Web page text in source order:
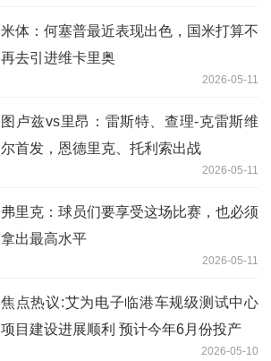
米体：何塞普最近表现出色，国米打算不
再去引进维卡里奥
2026-05-11
图卢兹vs里昂：雷斯特、查理-克雷斯维
尔首发，恩德里克、托利索出战
2026-05-11
弗里克：球员们要享受这场比赛，也必须
拿出最高水平
2026-05-11
焦点热议:艾为电子临港车规级测试中心
项目建设进展顺利 预计今年6月份投产
2026-05-10